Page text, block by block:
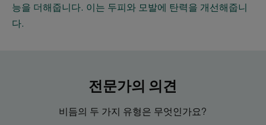
능을 더해줍니다. 이는 두피와 모발에 탄력을 개선해줍니
다.
전문가의 의견
비듬의 두 가지 유형은 무엇인가요?